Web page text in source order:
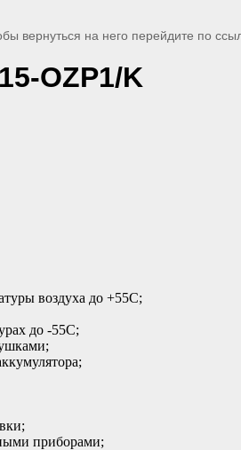
вернуться на него перейдите по
OZP1/K
воздуха до +55С;
до -55С;
приборами;